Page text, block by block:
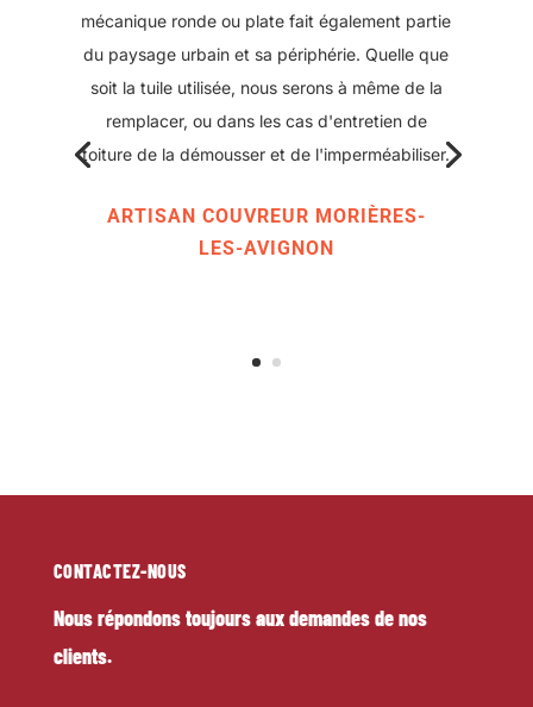
intervenir sur ce type de toiture, pour réparer
ou changer une plaque abîmée. Ce type de
solution offre l'avantage d'avoir une couverture
moderne avec peu de points de rupture tout en
conservant l'aspect classique des toitures
ARTISAN COUVREUR MORIÈRES-
CONTACTEZ-NOUS
Nous répondons toujours aux demandes de nos
clients.